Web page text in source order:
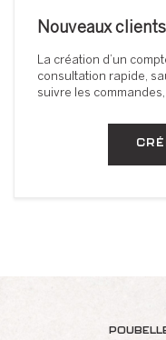
Nouveaux clients
La création d’un
consultation rapide,
suivre les